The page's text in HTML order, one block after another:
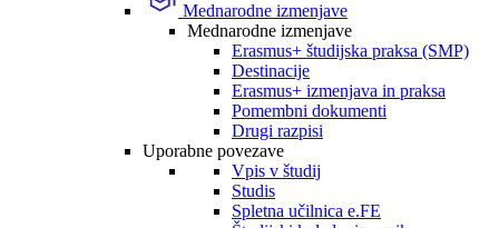
Mednarodne izmenjave
Mednarodne izmenjave
Erasmus+ študijska praksa (SMP)
Destinacije
Erasmus+ izmenjava in praksa
Pomembni dokumenti
Drugi razpisi
Uporabne povezave
Vpis v študij
Studis
Spletna učilnica e.FE